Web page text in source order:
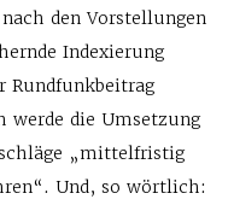
den Vorstellungen
Indexierung
Rundfunkbeitrag
die Umsetzung
„mittelfristig
Und, so wörtlich: